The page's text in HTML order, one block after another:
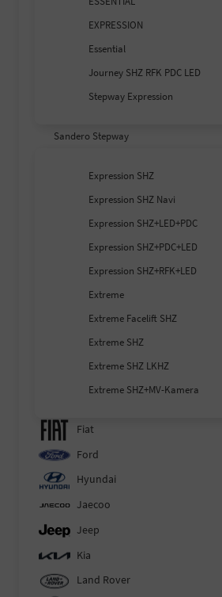
EXPRESSION
Essential
Journey SHZ RFK PDC LED
Stepway Expression
Sandero Stepway
Expression SHZ
Expression SHZ Navi
Expression SHZ+LED+PDC
Expression SHZ+PDC+LED
Expression SHZ+RFK+LED
Extreme
Extreme Facelift SHZ
Extreme SHZ
Extreme SHZ LKHZ
Extreme SHZ+MV-Kamera
Fiat
Ford
Hyundai
Jaecoo
Jeep
Kia
Land Rover